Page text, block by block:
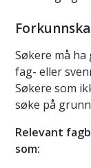
Søkere må
fag- eller
Søkere som
søke på
Relevant
som: